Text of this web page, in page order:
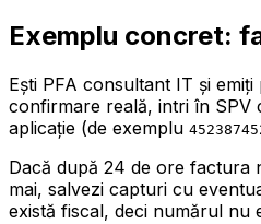
Exemplu concret:
Ești PFA consultant IT și
confirmare reală, intri în SPV
aplicație (de exemplu
Dacă după 24 de ore factura
mai, salvezi capturi cu
există fiscal, deci numărul nu